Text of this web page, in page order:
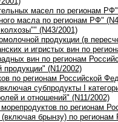
масел по регионам
масла по регионам РФ"
(N43/2001)
продукции (в
и игристых вин по
вин по регионам
продукции" (N1/2002)
по регионам Российской
субпродукты I
и отношений" (N11/2002)
по регионам
(включая брынзу) по